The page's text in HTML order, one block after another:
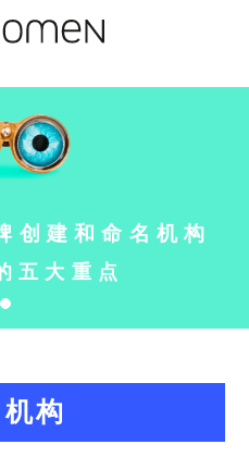
创建和命名机构
五大重点
构